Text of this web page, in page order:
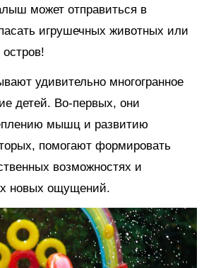
может отправиться в
игрушечных животных или
удивительно многогранное
детей. Во-первых, они
мышц и развитию
помогают формировать
возможностях и
новых ощущений.